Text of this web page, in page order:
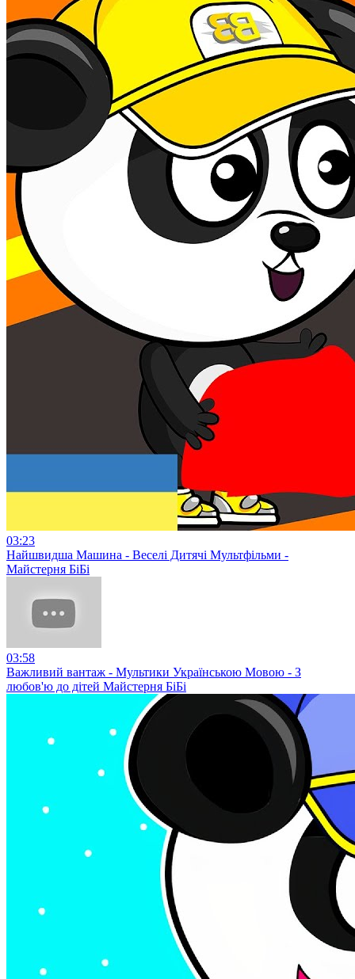
03:23
Найшвидша Машина - Веселі Дитячі Мультфільми -
Майстерня БіБі
03:58
Важливий вантаж - Мультики Українською Мовою - З
любов'ю до дітей Майстерня БіБі